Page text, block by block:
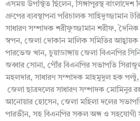
এসময় উপস্থিত ছিলেন, সিঙ্গাপুরস্থ বাংলাদেশ
গ্রুপের ব্যবস্থাপনা পরিচালক সাহিদুজ্জামান
সাধারণ সম্পাদক শরীফুজ্জামান শরীফ,
স্বপন, জেলা দোকান মালিক সমিতির
পারভেজ খান, চুয়াডাঙ্গায় জেলা বিএনপির
জব্বার সোনা, পৌঁর বিএনপির সভাপতি
মহলদার, সাধারণ সম্পাদক মাহমুদুল হক
জেলা ছাত্রদলের সাধারণ সম্পাদক
আনোয়ার হোসেন, জেলা মহিলা দলের
পারভীন, সহ বিএনপির সকল অঙ্গ ও সহযোগী